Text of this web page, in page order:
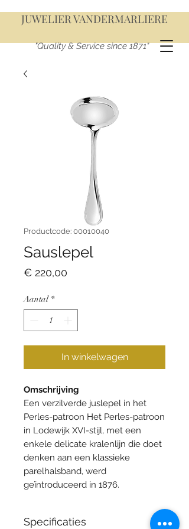
JUWELIER VANDERMARLIERE
"Quality & Service since 1871"
Productcode: 00010040
Sauslepel
€ 220,00
Aantal *
In winkelwagen
Omschrijving
Een verzilverde juslepel in het
Perles-patroon Het Perles-patroon
in Lodewijk XVI-stijl, met een
enkele delicate kralenlijn die doet
denken aan een klassieke
parelhalsband, werd
geïntroduceerd in 1876.
Specificaties